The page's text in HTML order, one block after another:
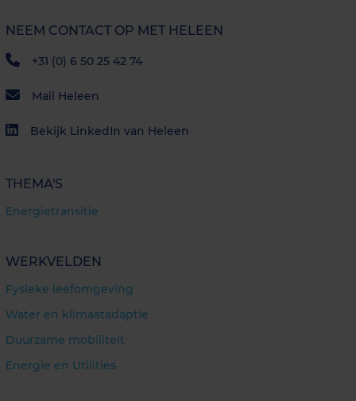
NEEM CONTACT OP MET HELEEN
+31 (0) 6 50 25 42 74
Mail Heleen
Bekijk LinkedIn van Heleen
THEMA'S
Energietransitie
WERKVELDEN
Fysieke leefomgeving
Water en klimaatadaptie
Duurzame mobiliteit
Energie en Utilities